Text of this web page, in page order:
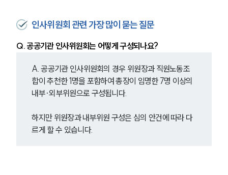
인사위원회 관련 가장 많이 묻는 질문
Q. 공공기관 인사위원회는 어떻게 구성되나요?
A. 공공기관 인사위원회의 경우 위원장과 직원노동조
합이 추천한 1명을 포함하여 총장이 임명한 7명 이상의
내부·외부위원으로 구성됩니다.
하지만 위원장과 내부위원 구성은 심의 안건에 따라 다
르게 할 수 있습니다.